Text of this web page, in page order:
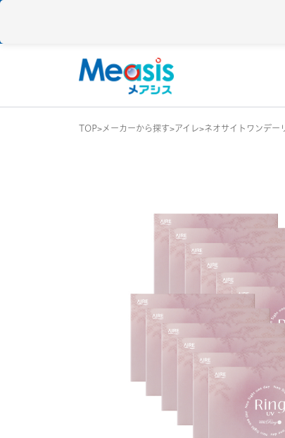
2WEEK / 2週
1MONTH /
アイレ
TOP メーカーから探す アイレ ネオサイトワンデー